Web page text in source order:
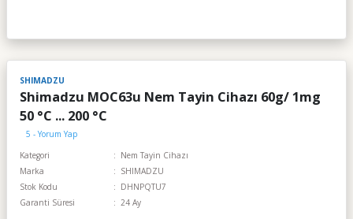
SHIMADZU
Shimadzu MOC63u Nem Tayin Cihazı 60g/ 1mg
50 °C ... 200 °C
5 - Yorum Yap
Kategori
Nem Tayin Cihazı
Marka
SHIMADZU
Stok Kodu
DHNPQTU7
Garanti Süresi
24 Ay